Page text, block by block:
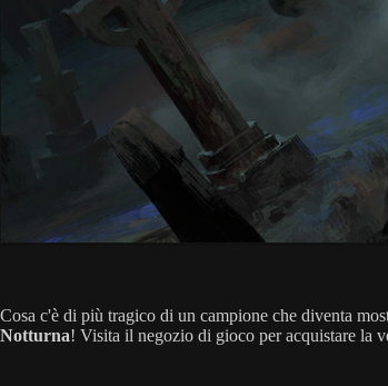
Cosa c'è di più tragico di un campione che diventa
Notturna! Visita il negozio di gioco per acquistare la